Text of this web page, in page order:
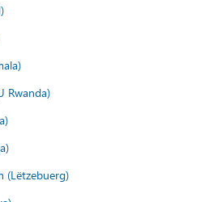
Rwanda)
(Lëtzebuerg)